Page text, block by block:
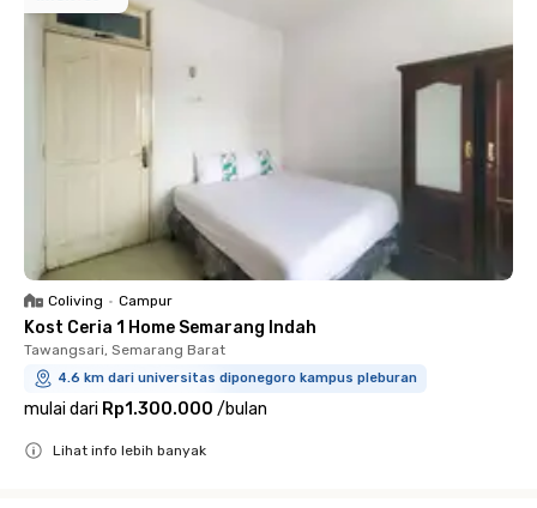
Coliving • Campur
Kost Ceria 1 Home Semarang Indah
Tawangsari, Semarang Barat
4.6 km dari universitas diponegoro kampus pleburan
mulai dari Rp1.300.000 /bulan
Lihat info lebih banyak